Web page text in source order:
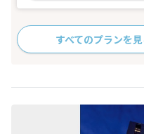
すべてのプランを